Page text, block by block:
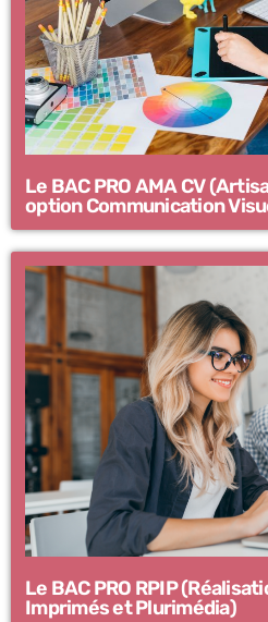
Le BAC PRO AMA CV
option Communication
Le BAC PRO RPIP
Imprimés et Plurimédia)